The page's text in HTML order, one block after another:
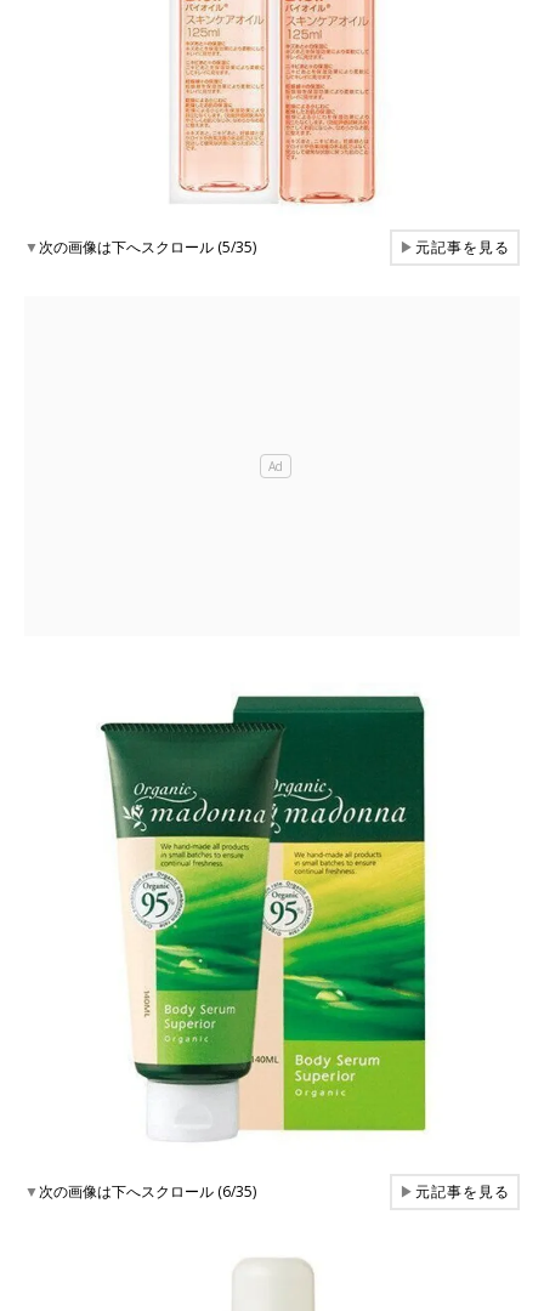
▼次の画像は下へスクロール (5/35) ▶元記事を見る
▼次の画像は下へスクロール (6/35) ▶元記事を見る